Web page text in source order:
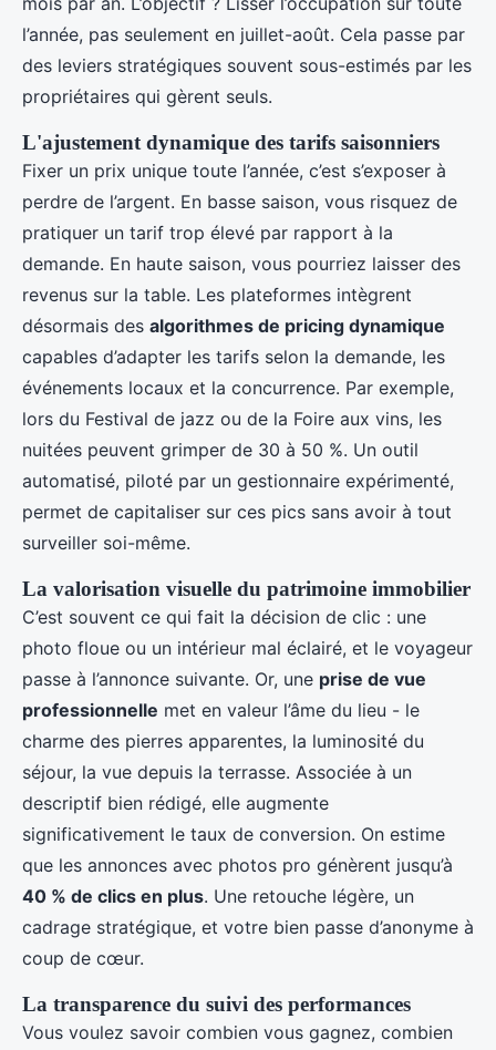
l’année, pas seulement en juillet-août. Cela passe par
des leviers stratégiques souvent sous-estimés par les
propriétaires qui gèrent seuls.
L'ajustement dynamique des tarifs saisonniers
Fixer un prix unique toute l’année, c’est s’exposer à
perdre de l’argent. En basse saison, vous risquez de
pratiquer un tarif trop élevé par rapport à la
demande. En haute saison, vous pourriez laisser des
revenus sur la table. Les plateformes intègrent
désormais des algorithmes de pricing dynamique
capables d’adapter les tarifs selon la demande, les
événements locaux et la concurrence. Par exemple,
lors du Festival de jazz ou de la Foire aux vins, les
nuitées peuvent grimper de 30 à 50 %. Un outil
automatisé, piloté par un gestionnaire expérimenté,
permet de capitaliser sur ces pics sans avoir à tout
surveiller soi-même.
La valorisation visuelle du patrimoine immobilier
C’est souvent ce qui fait la décision de clic : une
photo floue ou un intérieur mal éclairé, et le voyageur
passe à l’annonce suivante. Or, une prise de vue
professionnelle met en valeur l’âme du lieu - le
charme des pierres apparentes, la luminosité du
séjour, la vue depuis la terrasse. Associée à un
descriptif bien rédigé, elle augmente
significativement le taux de conversion. On estime
que les annonces avec photos pro génèrent jusqu’à
40 % de clics en plus. Une retouche légère, un
cadrage stratégique, et votre bien passe d’anonyme à
coup de cœur.
La transparence du suivi des performances
Vous voulez savoir combien vous gagnez, combien